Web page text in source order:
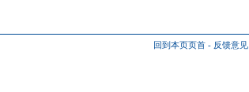
回到本页页首 - 反馈意见